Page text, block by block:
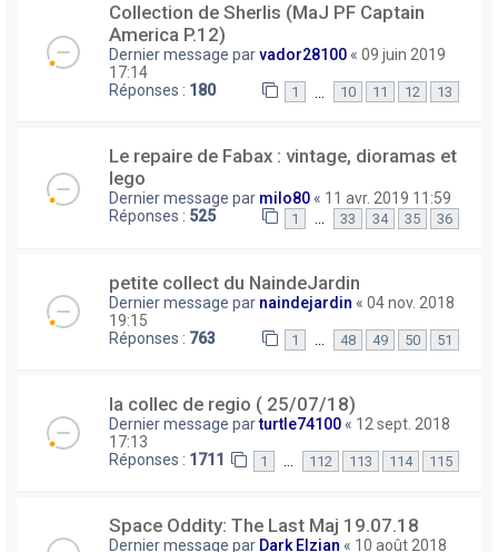
Collection de Sherlis (MaJ PF Captain
America P.12)
Dernier message parvador28100 « 09 juin 2019
17:14
Réponses : 180 1 10 11 12 13
Le repaire de Fabax : vintage, dioramas et
lego
Dernier message par milo80 « 11 avr. 2019 11:59
Réponses : 525 1 33 34 35 36
petite collect du NaindeJardin
Dernier message par naindejardin « 04 nov. 2018
19:15
Réponses : 763 1 48 49 50 51
la collec de regio ( 25/07/18)
Dernier message parturtle74100 « 12 sept. 2018
17:13
Réponses : 1711 1 112 113 114 115
Space Oddity: The Last Maj 19.07.18
Dernier message par Dark Elzian « 10 août 2018